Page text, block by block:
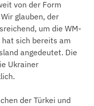
von der Form
glauben, der
um die WM-
sich bereits am
angedeutet. Die
Ukrainer
der Türkei und